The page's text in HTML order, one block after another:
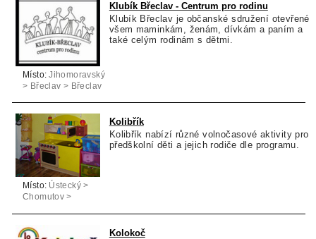
Klubík Břeclav - Centrum pro rodinu
Klubík Břeclav je občanské sdružení otevřené
všem maminkám, ženám, dívkám a paním a
také celým rodinám s dětmi.
Místo: Jihomoravský
> Břeclav > Břeclav
Kolibřík
Kolibřík nabízí různé volnočasové aktivity pro
předškolní děti a jejich rodiče dle programu.
Místo: Ústecký >
Chomutov >
Kolokoč